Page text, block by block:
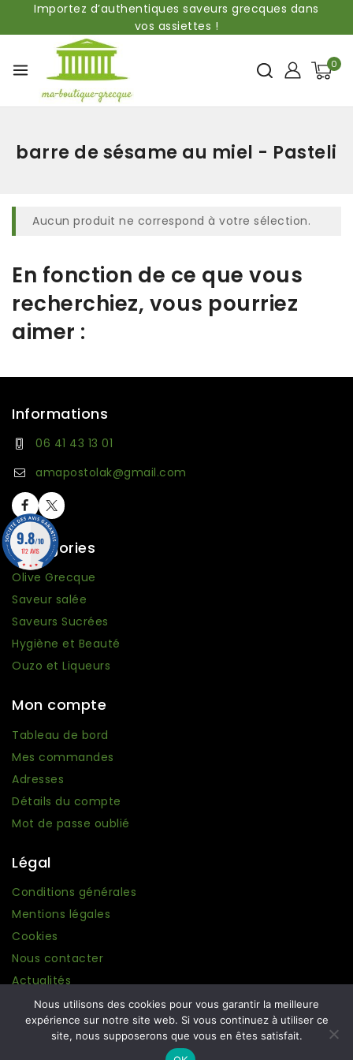
Importez d’authentiques saveurs grecques dans
vos assiettes !
0
barre de sésame au miel - Pasteli
Aucun produit ne correspond à votre sélection.
En fonction de ce que vous
recherchiez, vous pourriez
aimer :
Informations
06 41 43 13 01
amapostolak@gmail.com
Catégories
Olive Grecque
Saveur salée
Saveurs Sucrées
Hygiène et Beauté
Ouzo et Liqueurs
Mon compte
Tableau de bord
Mes commandes
Adresses
Détails du compte
Mot de passe oublié
Légal
Conditions générales
Mentions légales
Cookies
Nous contacter
Actualités
© 2026 Ma boutique Grecque. Conception :Amplifeo.
Nous utilisons des cookies pour vous garantir la meilleure
expérience sur notre site web. Si vous continuez à utiliser ce
site, nous supposerons que vous en êtes satisfait.
9.8/10
172 AVIS